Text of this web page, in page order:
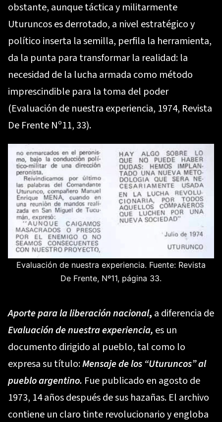
obstante, aunque táctica y militarmente
Uturuncos es derrotado, a nivel estratégico y
político inserta la semilla, perfila la herramienta,
da la punta para transformar la realidad: la
necesidad de la lucha armada como método
imprescindible para la toma del poder
(Evaluación de nuestra experiencia, 1974, Revista
De Frente Nº11, 33).
Evaluación de nuestra experiencia. Fuente: Revista
De Frente, Nº11, página 33.
Aporte para la liberación nacional, a diferencia de
Evaluación de nuestra experiencia, es un
documento dirigido al pueblo, tal como lo
expresa su título:Mensaje de los “Uturuncos” al
pueblo argentino. Fue publicado en agosto de
1973, 14 años después de sus hazañas. El archivo
contiene un claro tinte revolucionario y engloba